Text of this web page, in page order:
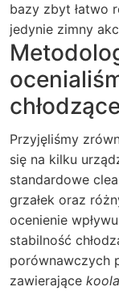
bazy zbyt łatwo
jedynie zimny
Przyjęliśmy
się na kilku
standardowe
grzałek oraz
ocenienie
stabilność
porównawczych
zawierające